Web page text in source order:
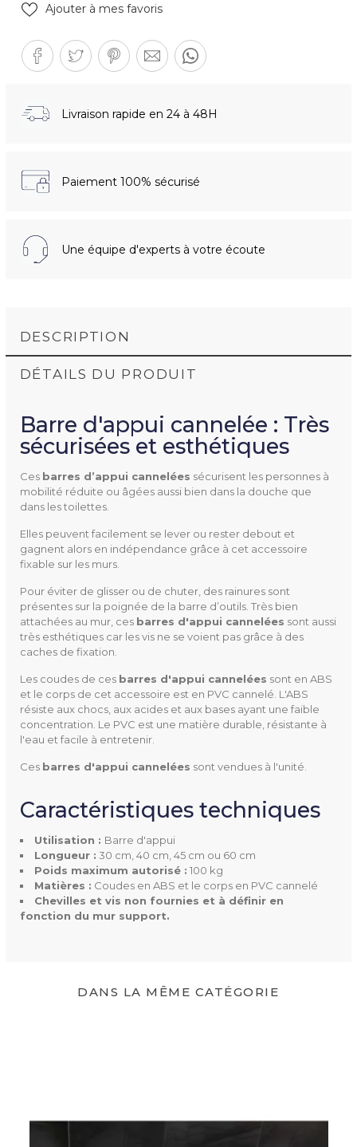
Ajouter à mes favoris
Livraison rapide en 24 à 48H
Paiement 100% sécurisé
Une équipe d'experts à votre écoute
DESCRIPTION
DÉTAILS DU PRODUIT
Barre d'appui cannelée : Très
sécurisées et esthétiques
Ces barres d’appui cannelées sécurisent les personnes à
mobilité réduite ou âgées aussi bien dans la douche que
dans les toilettes.
Elles peuvent facilement se lever ou rester debout et
gagnent alors en indépendance grâce à cet accessoire
fixable sur les murs.
Pour éviter de glisser ou de chuter, des rainures sont
présentes sur la poignée de la barre d’outils. Très bien
attachées au mur, ces barres d'appui cannelées sont aussi
très esthétiques car les vis ne se voient pas grâce à des
caches de fixation.
Les coudes de ces barres d'appui cannelées sont en ABS
et le corps de cet accessoire est en PVC cannelé. L'ABS
résiste aux chocs, aux acides et aux bases ayant une faible
concentration. Le PVC est une matière durable, résistante à
l'eau et facile à entretenir.
Ces barres d'appui cannelées sont vendues à l'unité.
Caractéristiques techniques
Utilisation : Barre d'appui
Longueur : 30 cm, 40 cm, 45 cm ou 60 cm
Poids maximum autorisé : 100 kg
Matières : Coudes en ABS et le corps en PVC cannelé
Chevilles et vis non fournies et à définir en
fonction du mur support.
Référence815080
Utilisation Barre d'appui
Longueur
30 cm
45 cm
60 cm
Matière
Coudes en ABS
Poids Supporté 100 kg
DANS LA MÊME CATÉGORIE